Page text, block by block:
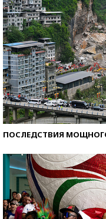
ПОСЛЕДСТВИЯ